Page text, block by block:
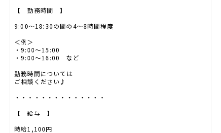
【 勤務時間 】
9:00～18:30の間の4～8時間程度
＜例＞
・9:00～15:00
・9:00～16:00 など
勤務時間については
ご相談ください♪
・・・・・・・・・・・・・・
【 給与 】
時給1,100円